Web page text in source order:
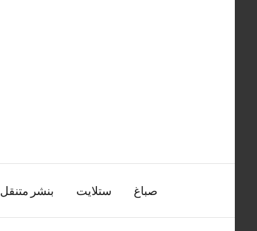
صباغ ستلايت بنشر متنقل